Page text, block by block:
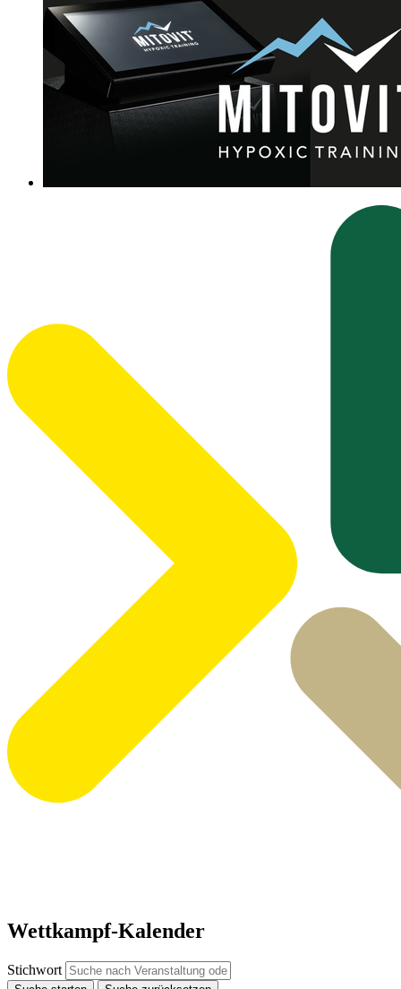
Wettkampf-Kalender
Stichwort